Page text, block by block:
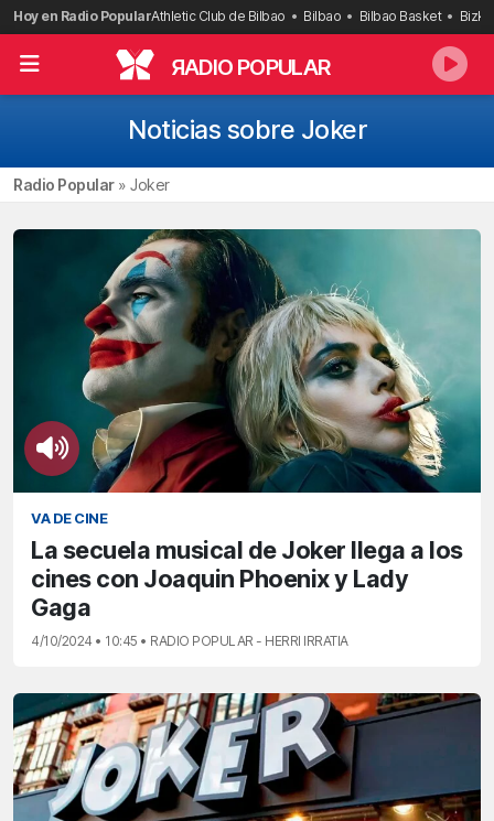
Saltar
al
contenido
Hoy en Radio PopularAthletic Club de Bilbao Bilbao Bilbao Basket
RADIO POPULAR
Noticias sobre Joker
Radio Popular» Joker
VA DE CINE
La secuela musical de Joker llega a los
cines con Joaquin Phoenix y Lady
Gaga
4/10/2024 • 10:45 • RADIO POPULAR - HERRI IRRATIA